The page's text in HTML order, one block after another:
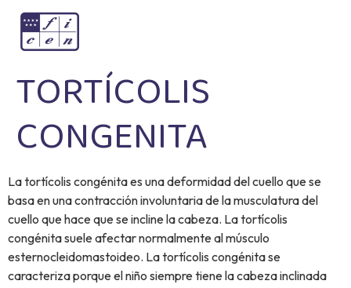
TORTÍCOLIS
CONGENITA
La tortícolis congénita es una deformidad del cuello que se
basa en una contracción involuntaria de la musculatura del
cuello que hace que se incline la cabeza. La tortícolis
congénita suele afectar normalmente al músculo
esternocleidomastoideo. La tortícolis congénita se
caracteriza porque el niño siempre tiene la cabeza inclinada